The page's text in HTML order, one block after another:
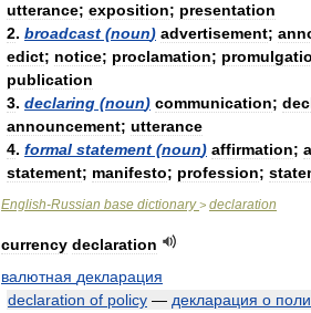
utterance; exposition; presentation
2. broadcast (noun) advertisement;
edict; notice; proclamation;
publication
3. declaring (noun) communication;
announcement; utterance
4. formal statement (noun) affirmation;
statement; manifesto; profession;
English-Russian base dictionary > declaration
currency declaration
валютная декларация
declaration of policy — декларация о